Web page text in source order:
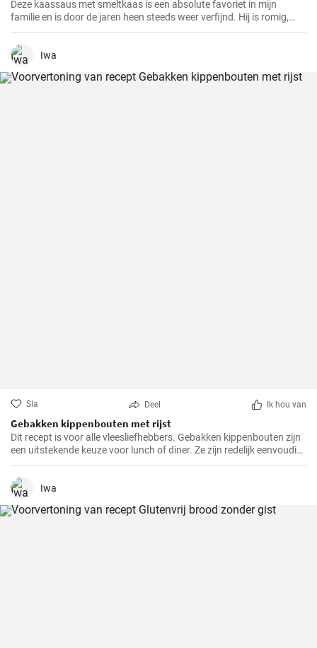
Deze kaassaus met smeltkaas is een absolute favoriet in mijn
familie en is door de jaren heen steeds weer verfijnd. Hij is romig,
smaakvol en gewoonweg heerlijk. De saus is perfect als dip,
pastasaus of bij verschillende gerechten. Als ervaren hobbykok kan
ik zeggen dat dit recept altijd een succes is.
Iwa
Sla Deel Ik hou van
Gebakken kippenbouten met rijst
Dit recept is voor alle vleesliefhebbers. Gebakken kippenbouten zijn
een uitstekende keuze voor lunch of diner. Ze zijn redelijk eenvoudig
te bereiden en het resultaat is altijd heerlijk.
Iwa